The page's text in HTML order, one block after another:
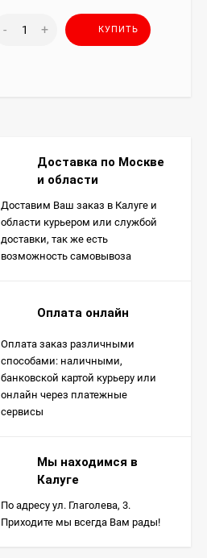
- + КУПИТЬ
Доставка по Москве
и области
Доставим Ваш заказ в Калуге и
области курьером или службой
доставки, так же есть
возможность самовывоза
Оплата онлайн
Оплата заказ различными
способами: наличными,
банковской картой курьеру или
онлайн через платежные
сервисы
Мы находимся в
Калуге
По адресу ул. Глаголева, 3.
Приходите мы всегда Вам рады!